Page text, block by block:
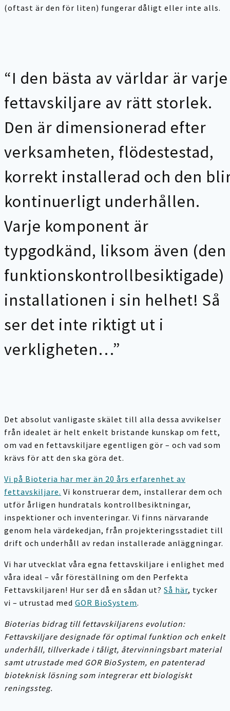
(oftast är den för liten) fungerar dåligt eller inte alls.
“I den bästa av världar är varje
fettavskiljare av rätt storlek.
Den är dimensionerad efter
verksamheten, flödestestad,
korrekt installerad och den
kontinuerligt underhållen.
Varje komponent är
typgodkänd, liksom även (den
funktionskontrollbesiktigade)
installationen i sin helhet! Så
ser det inte riktigt ut i
verkligheten…”
Det absolut vanligaste skälet till alla dessa avvikelser
från idealet är helt enkelt bristande kunskap om fett,
om vad en fettavskiljare egentligen gör – och vad som
krävs för att den ska göra det.
Vi på Bioteria har mer än 20 års erfarenhet av
fettavskiljare. Vi konstruerar dem, installerar dem och
utför årligen hundratals kontrollbesiktningar,
inspektioner och inventeringar. Vi finns närvarande
genom hela värdekedjan, från projekteringsstadiet till
drift och underhåll av redan installerade anläggningar.
Vi har utvecklat våra egna fettavskiljare i enlighet med
våra ideal – vår föreställning om den Perfekta
Fettavskiljaren! Hur ser då en sådan ut? Så här, tycker
vi – utrustad med GOR BioSystem.
Bioterias bidrag till fettavskiljarens evolution:
Fettavskiljare designade för optimal funktion och enkelt
underhåll, tillverkade i tåligt, återvinningsbart material
samt utrustade med GOR BioSystem, en patenterad
bioteknisk lösning som integrerar ett biologiskt
reningssteg.